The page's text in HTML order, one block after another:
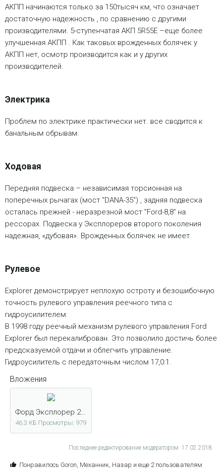
АКПП начинаются только за 150тысяч км, что означает
достаточную надежность , по сравнению с другими
производителями. 5-ступенчатая АКП 5R55E –еще более
улучшенная АКПП . Как таковых врожденных болячек у
АКПП нет, осмотр производится как и у других
производителей.
Электрика
Проблем по электрике практически нет. все сводится к
банальным обрывам.
Ходовая
Передняя подвеска – независимая торсионная на
поперечных рычагах (мост "DANA-35") , задняя подвеска
осталась прежней - неразрезной мост "Ford-8,8" на
рессорах. Подвеска у Эксплореров второго поколения
надежная, «дубовая». Врожденных болячек не имеет.
Рулевое
Explorer демонстрирует неплохую остроту и безошибочную
точность рулевого управления реечного типа с
гидроусилителем.
В 1998 году реечный механизм рулевого управления Ford
Explorer был перекалиброван. Это позволило достичь более
предсказуемой отдачи и облегчить управление.
Гидроусилитель с передаточным числом 17,0:1.
Вложения
Форд Эксплорер 2.jpg
46.3 КБ Просмотры: 979
Последнее редактирование модератором: 17.02.2018
С
Понравилось Goron, Механник, Назар и еще 2 пользователям